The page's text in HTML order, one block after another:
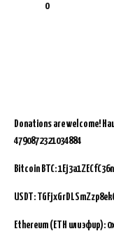
0
Donations are welcome!
4790872321034884
Bitcoin BTC:
USDT:
Ethereum (ETH или эфир):